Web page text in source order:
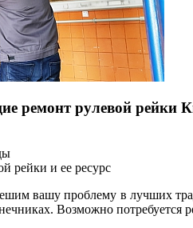
ремонт рулевой рейки
рейки и ее ресурс
вашу проблему в лучших
Возможно потребуется